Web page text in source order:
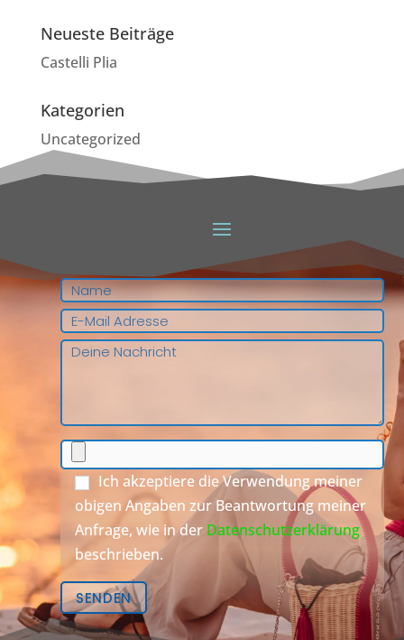
Neueste Beiträge
Castelli Plia
Kategorien
Uncategorized
Ich akzeptiere die Verwendung meiner
obigen Angaben zur Beantwortung meiner
Anfrage, wie in der Datenschutzerklärung
beschrieben.